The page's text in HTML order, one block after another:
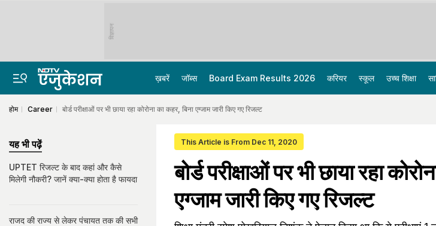
विज्ञापन
ख़बरें जॉब्स Board Exam Results 2026 करियर स्कूल उच्च शिक्षा
होम Career बोर्ड परीक्षाओं पर भी छाया रहा कोरोना का कहर, बिना एग्जाम जारी किए गए रिजल्ट
This Article is From Dec 11, 2020
बोर्ड परीक्षाओं पर भी छाया रहा
एग्जाम जारी किए गए रिजल्ट
यह भी पढ़ें
UPTET रिजल्ट के बाद कहां और कैसे
मिलेगी नौकरी? जानें क्या-क्या होता है फायदा
राजद की राज्य से लेकर पंचायत तक की सभी